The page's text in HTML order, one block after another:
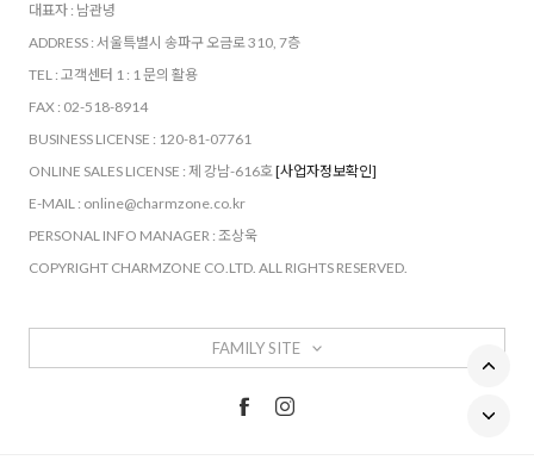
대표자 : 남관녕
ADDRESS : 서울특별시 송파구 오금로 310, 7층
TEL : 고객센터 1 : 1 문의 활용
FAX : 02-518-8914
BUSINESS LICENSE : 120-81-07761
ONLINE SALES LICENSE : 제 강남-616호[사업자정보확인]
E-MAIL : online@charmzone.co.kr
PERSONAL INFO MANAGER : 조상욱
COPYRIGHT CHARMZONE CO.LTD. ALL RIGHTS RESERVED.
FAMILY SITE